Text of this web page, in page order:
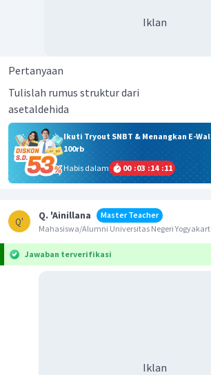
Iklan
Pertanyaan
Tulislah rumus struktur dari
asetaldehida
Ikuti Tryout SNBT & Menangkan E-
100rb
Habis dalam
00 :03 :14 :11
Q'
Q. 'Ainillana
Master Teacher
Mahasiswa/Alumni Universitas Negeri
Jawaban terverifikasi
Iklan